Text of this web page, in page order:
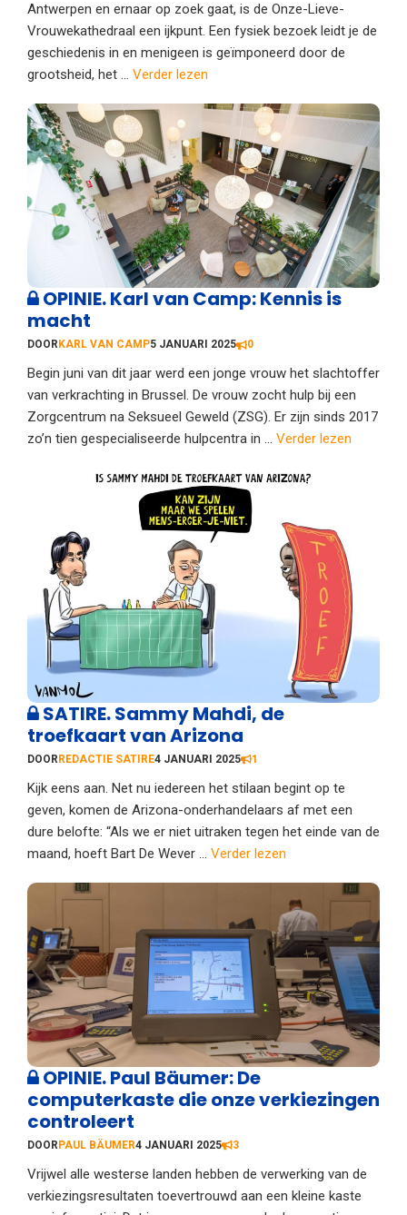
Antwerpen en ernaar op zoek gaat, is de Onze-Lieve-
Vrouwekathedraal een ijkpunt. Een fysiek bezoek leidt je de
geschiedenis in en menigeen is geïmponeerd door de
grootsheid, het ... Verder lezen
OPINIE. Karl van Camp: Kennis is
macht
DOOR KARL VAN CAMP5 JANUARI 2025 0
Begin juni van dit jaar werd een jonge vrouw het slachtoffer
van verkrachting in Brussel. De vrouw zocht hulp bij een
Zorgcentrum na Seksueel Geweld (ZSG). Er zijn sinds 2017
zo’n tien gespecialiseerde hulpcentra in ... Verder lezen
SATIRE. Sammy Mahdi, de
troefkaart van Arizona
DOORREDACTIE SATIRE4 JANUARI 2025 1
Kijk eens aan. Net nu iedereen het stilaan begint op te
geven, komen de Arizona-onderhandelaars af met een
dure belofte: “Als we er niet uitraken tegen het einde van de
maand, hoeft Bart De Wever ... Verder lezen
OPINIE. Paul Bäumer: De
computerkaste die onze verkiezingen
controleert
DOORPAUL BÄUMER4 JANUARI 2025 3
Vrijwel alle westerse landen hebben de verwerking van de
verkiezingsresultaten toevertrouwd aan een kleine kaste